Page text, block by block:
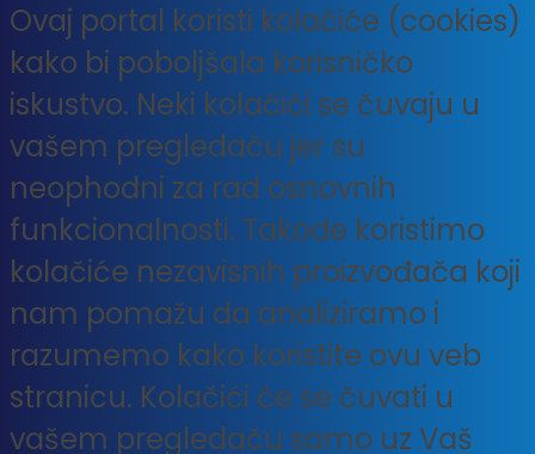
Ovaj portal koristi kolačiće (cookies)
kako bi poboljšala korisničko
iskustvo. Neki kolačići se čuvaju u
vašem pregledaču jer su
neophodni za rad osnovnih
funkcionalnosti. Takođe koristimo
kolačiće nezavisnih proizvođača koji
nam pomažu da analiziramo i
razumemo kako koristite ovu veb
stranicu. Kolačići će se čuvati u
vašem pregledaču samo uz Vaš